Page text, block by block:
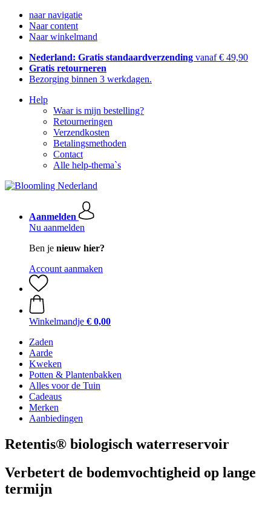
naar navigatie
Naar content
Naar winkelmand
Nederland: Gratis standaardverzending vanaf € 49,90
Gratis retourneren
Bezorging binnen 3 werkdagen.
Help
Waar is mijn bestelling?
Retourneringen
Verzendkosten
Betalingsmethoden
Contact
Alle help-thema`s
Aanmelden
Nu aanmelden
Ben je nieuw hier?
Account aanmaken
Winkelmandje € 0,00
Zaden
Aarde
Kweken
Potten & Plantenbakken
Alles voor de Tuin
Cadeaus
Merken
Aanbiedingen
Retentis® biologisch waterreservoir
Verbetert de bodemvochtigheid op lange
termijn